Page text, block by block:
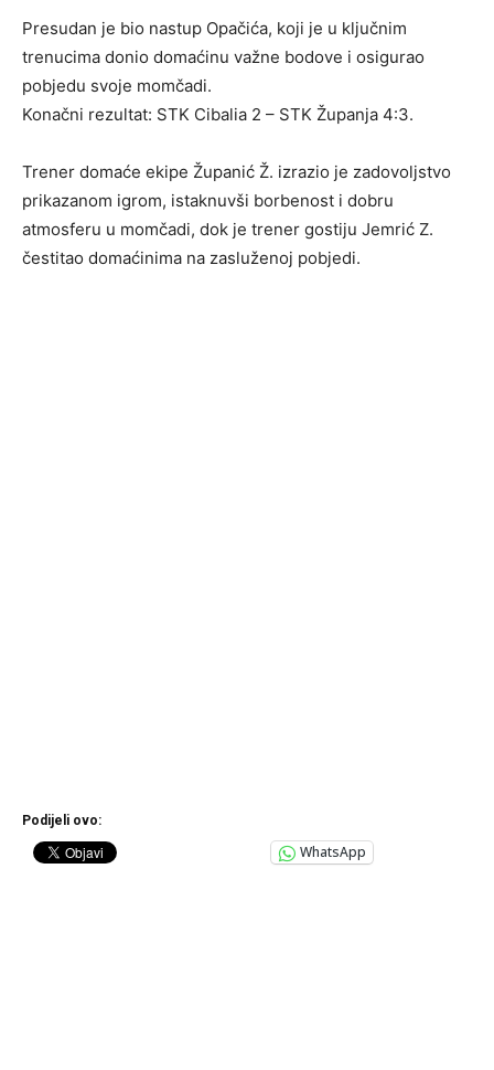
Presudan je bio nastup Opačića, koji je u ključnim
trenucima donio domaćinu važne bodove i osigurao
pobjedu svoje momčadi.
Konačni rezultat: STK Cibalia 2 – STK Županja 4:3.
Trener domaće ekipe Županić Ž. izrazio je zadovoljstvo
prikazanom igrom, istaknuvši borbenost i dobru
atmosferu u momčadi, dok je trener gostiju Jemrić Z.
čestitao domaćinima na zasluženoj pobjedi.
Podijeli ovo:
WhatsApp